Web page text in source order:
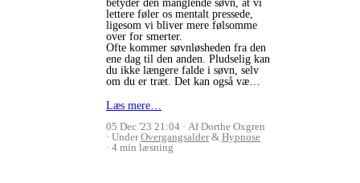
betyder den manglende søvn, at vi
lettere føler os mentalt pressede,
ligesom vi bliver mere følsomme
over for smerter.
Ofte kommer søvnløsheden fra den
ene dag til den anden. Pludselig kan
du ikke længere falde i søvn, selv
om du er træt. Det kan også væ…
Læs mere…
05 Dec '23 21:04
Af Dorthe Oxgren
UnderOvergangsalder& Hypnose
4 min læsning